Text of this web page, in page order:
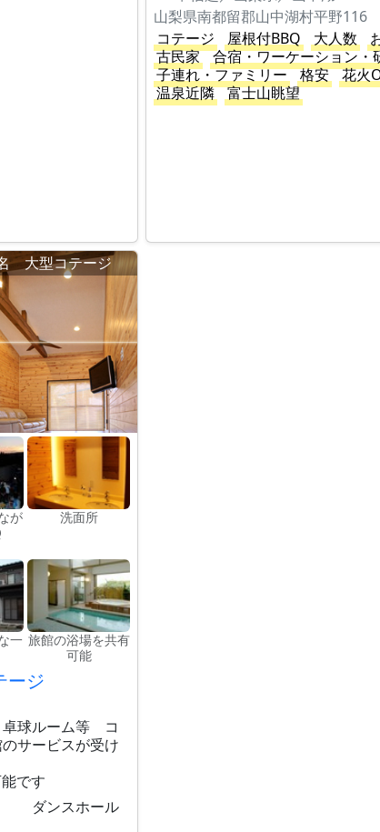
山梨県南都留郡山中湖村平野116
コテージ
屋根付BBQ 大人数
古民家
合宿・ワーケーション・
子連れ・ファミリー
格安
花火
温泉近隣
富士山眺望
大型コテージ
が
洗面所
一 旅館の浴場を共有
可能
ージ
球ルーム等 コ
サービスが受け
です
ダンスホール